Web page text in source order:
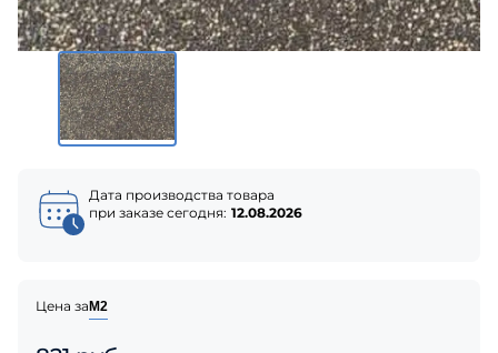
Дата производства товара
при заказе сегодня: 12.08.2026
Цена за М2